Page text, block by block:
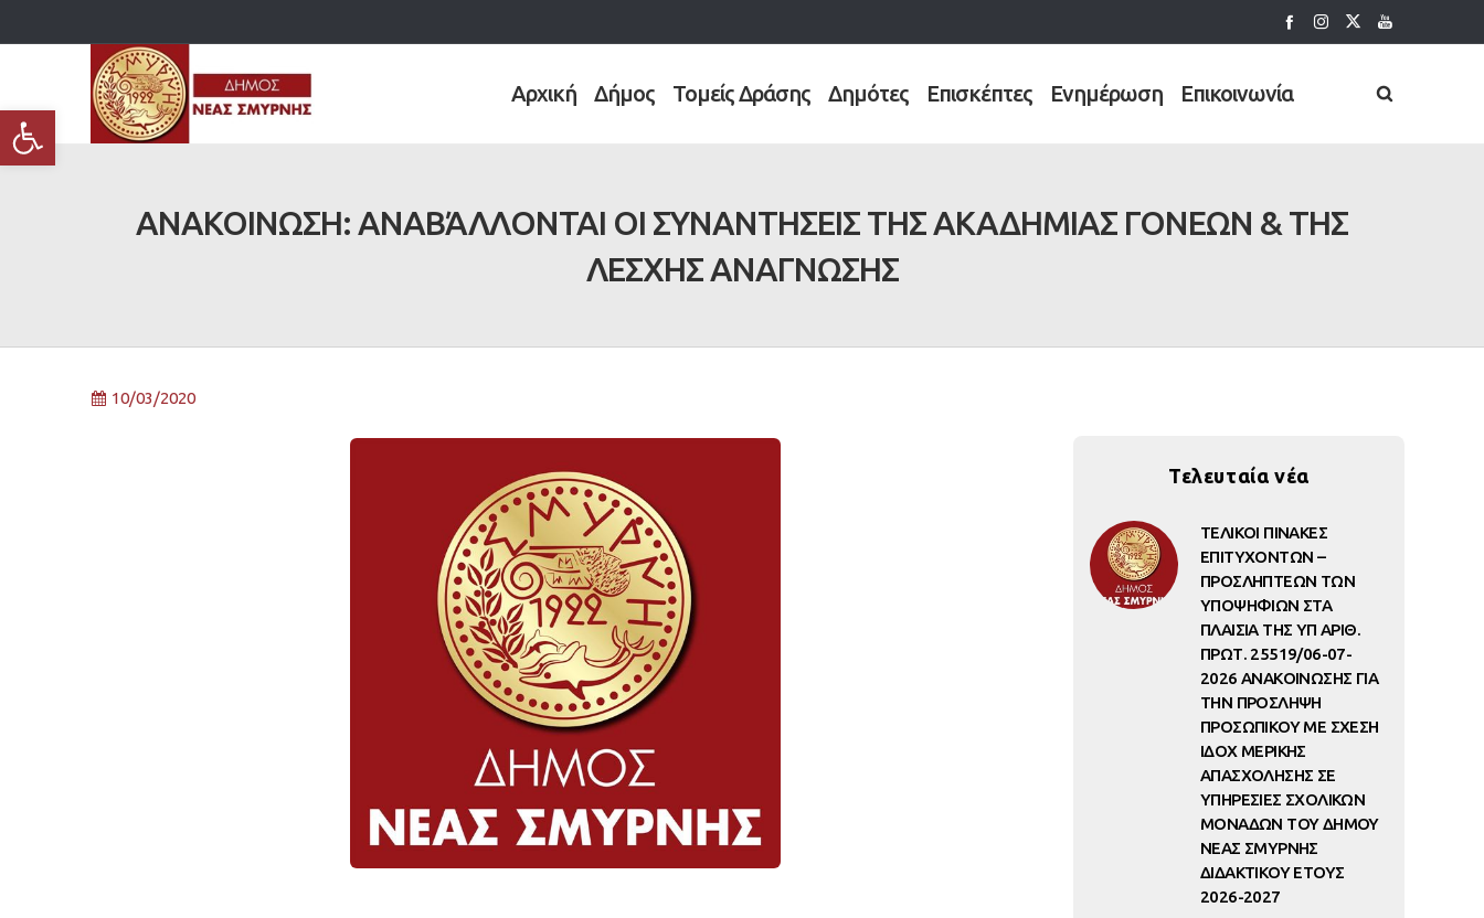
Ανοίξτε τη γραμμή εργαλείων
Αρχική Δήμος Τομείς Δράσης Δημότες Επισκέπτες Ενημέρωση Επικοινωνία
ΑΝΑΚΟΙΝΩΣΗ: ΑΝΑΒΆΛΛΟΝΤΑΙ ΟΙ ΣΥΝΑΝΤΗΣΕΙΣ ΤΗΣ ΑΚΑΔΗΜΙΑΣ ΓΟΝΕΩΝ & ΤΗΣ
ΛΕΣΧΗΣ ΑΝΑΓΝΩΣΗΣ
10/03/2020
Τελευταία νέα
ΤΕΛΙΚΟΙ ΠΙΝΑΚΕΣ
ΕΠΙΤΥΧΟΝΤΩΝ –
ΠΡΟΣΛΗΠΤΕΩΝ ΤΩΝ
ΥΠΟΨΗΦΙΩΝ ΣΤΑ
ΠΛΑΙΣΙΑ ΤΗΣ ΥΠ ΑΡΙΘ.
ΠΡΩΤ. 25519/06-07-
2026 ΑΝΑΚΟΙΝΩΣΗΣ ΓΙΑ
ΤΗΝ ΠΡΟΣΛΗΨΗ
ΠΡΟΣΩΠΙΚΟΥ ΜΕ ΣΧΕΣΗ
ΙΔΟΧ ΜΕΡΙΚΗΣ
ΑΠΑΣΧΟΛΗΣΗΣ ΣΕ
ΥΠΗΡΕΣΙΕΣ ΣΧΟΛΙΚΩΝ
ΜΟΝΑΔΩΝ ΤΟΥ ΔΗΜΟΥ
ΝΕΑΣ ΣΜΥΡΝΗΣ
ΔΙΔΑΚΤΙΚΟΥ ΕΤΟΥΣ
2026-2027